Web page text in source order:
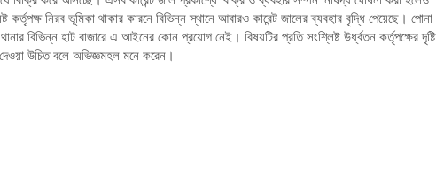
নিরব ভূমিকা থাকার কারনে বিভিন্ন স্থানে আবারও কারেন্ট জালের ব্যবহার বৃদ্ধি পেয়েছে। পোনা
বিভিন্ন হাট বাজারে এ আইনের কোন প্রয়োগ নেই। বিষয়টির প্রতি সংশ্লিষ্ট উর্ধ্বতন কর্তৃপক্ষের দৃষ্টি
দেওয়া উচিত বলে অভিজ্ঞমহল মনে করেন।